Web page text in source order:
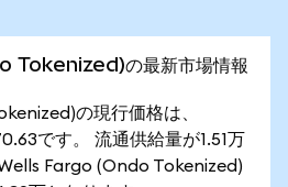
の最新市場情報
の現行価格は、
です。 流通供給量が1.51万
Fargo (Ondo Tokenized)